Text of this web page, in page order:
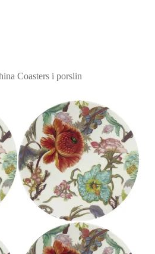
Coasters i porslin